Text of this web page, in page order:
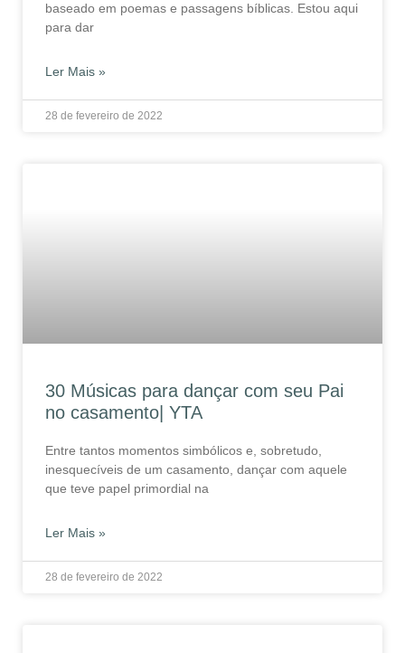
baseado em poemas e passagens bíblicas. Estou aqui
para dar
Ler Mais »
28 de fevereiro de 2022
30 Músicas para dançar com seu Pai
no casamento| YTA
Entre tantos momentos simbólicos e, sobretudo,
inesquecíveis de um casamento, dançar com aquele
que teve papel primordial na
Ler Mais »
28 de fevereiro de 2022